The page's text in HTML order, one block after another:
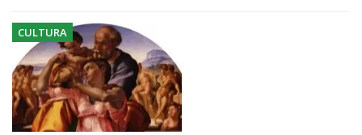
CULTURA